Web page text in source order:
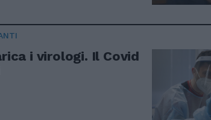
i virologi. Il Covid